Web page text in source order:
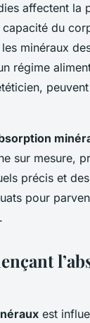
affectent la
du
minéraux
régime
sur mesure,
précis et
pour
est